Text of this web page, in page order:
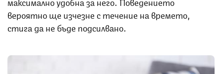
вероятно ще изчезне с течение на времето,
стига да не бъде подсилвано.